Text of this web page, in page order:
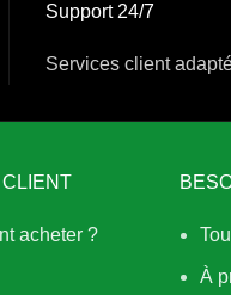
Support 24/7
Services client
acheter ?
À